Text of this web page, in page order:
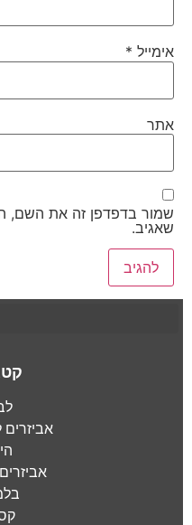
אימייל *
אתר
שמור בדפדפן זה את השם,
שאגיב.
אביזרים